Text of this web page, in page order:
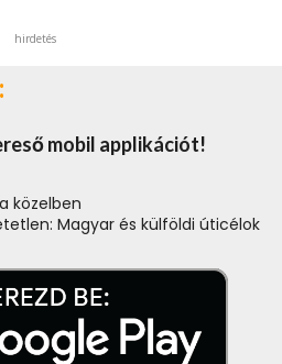
hirdetés
mobil applikációt!
közelben
Magyar és külföldi úticélok